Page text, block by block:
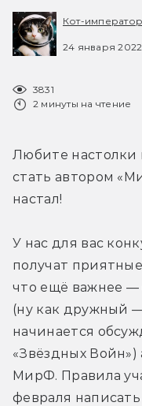
Кот-император
24 января 2022
3831
2 минуты на чтение
Любите настолки
стать автором
настал!
У нас для вас
получат
что ещё важнее —
(ну как дружный
начинается
«Звёздных
МирФ. Правила